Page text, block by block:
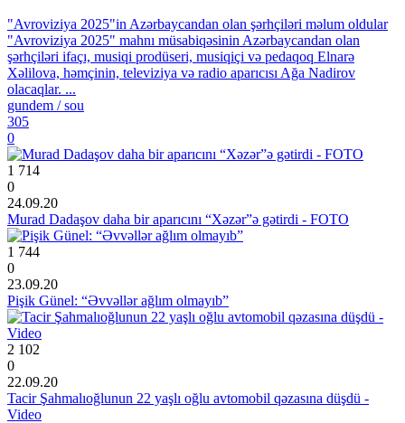
"Avroviziya 2025"in Azərbaycandan olan şərhçiləri məlum oldular
"Avroviziya 2025" mahnı müsabiqəsinin Azərbaycandan olan
şərhçiləri ifaçı, musiqi prodüseri, musiqiçi və pedaqoq Elnarə
Xəlilova, həmçinin, televiziya və radio aparıcısı Ağa Nadirov
olacaqlar. ...
gundem / sou
305
0
1 714
0
24.09.20
Murad Dadaşov daha bir aparıcını “Xəzər”ə gətirdi - FOTO
1 744
0
23.09.20
Pişik Günel: “Əvvəllər ağlım olmayıb”
2 102
0
22.09.20
Tacir Şahmalıoğlunun 22 yaşlı oğlu avtomobil qəzasına düşdü -
Video